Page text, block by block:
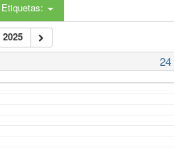
Etiquetas:
24